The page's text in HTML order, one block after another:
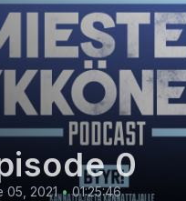
0
05, 2021 • 01:25:46